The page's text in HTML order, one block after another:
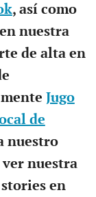
, así como
nuestra
de alta en
Jugo
de
nuestro
ver nuestra
en